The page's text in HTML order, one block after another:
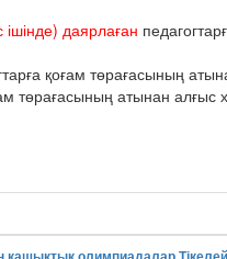
даярлаған
қоғам төрағасының
төрағасының атынан алғыс